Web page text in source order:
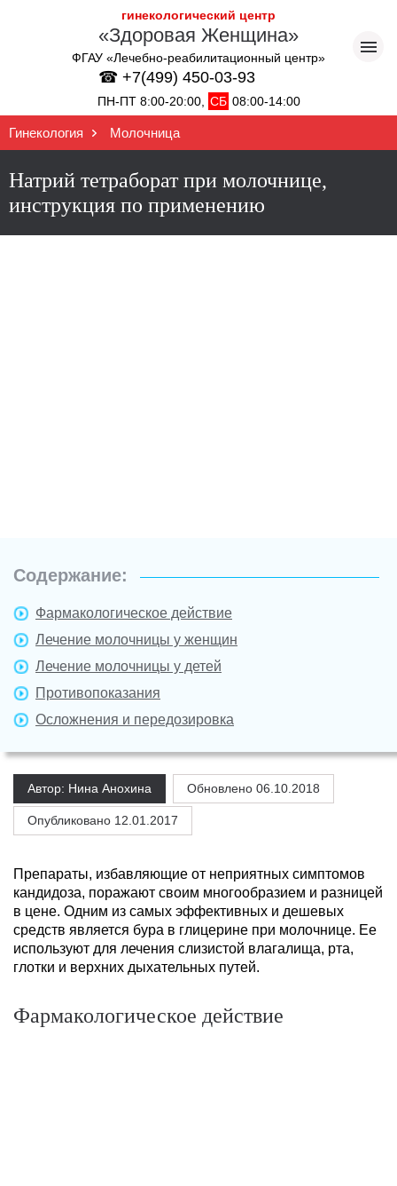
гинекологический центр
«Здоровая Женщина»
ФГАУ «Лечебно-реабилитационный центр»
☎ +7(499) 450-03-93
ПН-ПТ 8:00-20:00, СБ 08:00-14:00
Гинекология Молочница
Натрий тетраборат при молочнице,
инструкция по применению
Содержание:
Фармакологическое действие
Лечение молочницы у женщин
Лечение молочницы у детей
Противопоказания
Осложнения и передозировка
Автор: Нина Анохина Обновлено 06.10.2018
Опубликовано 12.01.2017
Препараты, избавляющие от неприятных симптомов
кандидоза, поражают своим многообразием и разницей
в цене. Одним из самых эффективных и дешевых
средств является бура в глицерине при молочнице. Ее
используют для лечения слизистой влагалища, рта,
глотки и верхних дыхательных путей.
Фармакологическое действие